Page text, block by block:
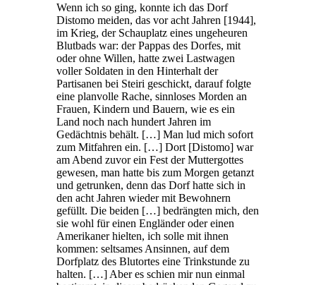
Wenn ich so ging, konnte ich das Dorf
Distomo meiden, das vor acht Jahren [1944],
im Krieg, der Schauplatz eines ungeheuren
Blutbads war: der Pappas des Dorfes, mit
oder ohne Willen, hatte zwei Lastwagen
voller Soldaten in den Hinterhalt der
Partisanen bei Steiri geschickt, darauf folgte
eine planvolle Rache, sinnloses Morden an
Frauen, Kindern und Bauern, wie es ein
Land noch nach hundert Jahren im
Gedächtnis behält. […] Man lud mich sofort
zum Mitfahren ein. […] Dort [Distomo] war
am Abend zuvor ein Fest der Muttergottes
gewesen, man hatte bis zum Morgen getanzt
und getrunken, denn das Dorf hatte sich in
den acht Jahren wieder mit Bewohnern
gefüllt. Die beiden […] bedrängten mich, den
sie wohl für einen Engländer oder einen
Amerikaner hielten, ich solle mit ihnen
kommen: seltsames Ansinnen, auf dem
Dorfplatz des Blutortes eine Trinkstunde zu
halten. […] Aber es schien mir nun einmal